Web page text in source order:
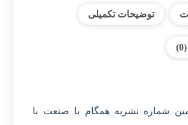
توضیحات تکمیلی
شماره نشریه همگام با صنعت با